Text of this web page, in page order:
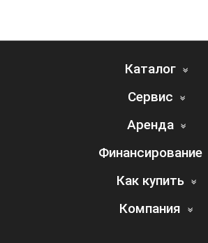
Каталог
Сервис
Аренда
Финансирование
Как купить
Компания